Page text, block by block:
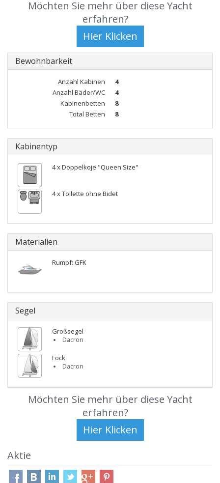
Möchten Sie mehr über diese Yacht
erfahren?
Bewohnbarkeit
Anzahl Kabinen
4
Anzahl Bäder/WC
4
Kabinenbetten
8
Total Betten
8
Kabinentyp
4 x Doppelkoje "Queen Size"
4 x Toilette ohne Bidet
Materialien
Rumpf: GFK
Segel
Großsegel
Dacron
Fock
Dacron
Möchten Sie mehr über diese Yacht
erfahren?
Aktie